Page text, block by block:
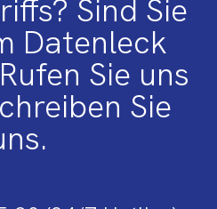
Sind Sie
Datenleck
Sie uns
Sie